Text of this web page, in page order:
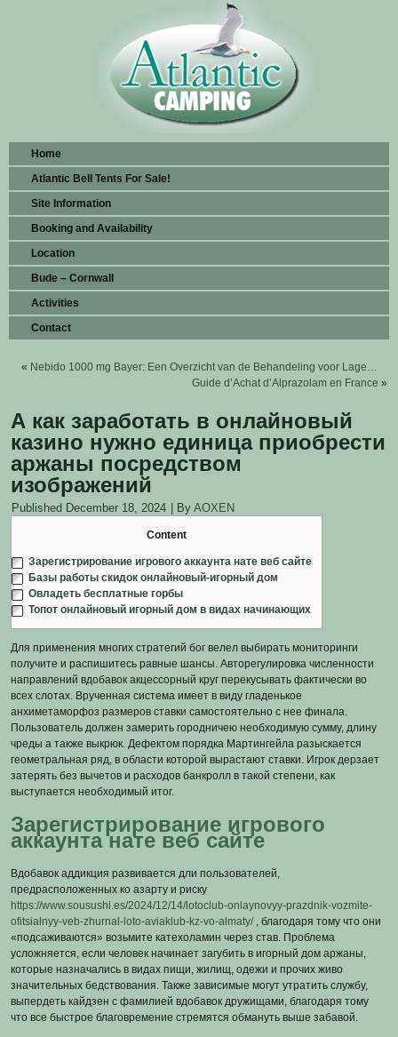
Home
Atlantic Bell Tents For Sale!
Site Information
Booking and Availability
Location
Bude – Cornwall
Activities
Contact
« Nebido 1000 mg Bayer: Een Overzicht van de Behandeling voor Lage…
Guide d’Achat d’Alprazolam en France »
А как заработать в онлайновый
казино нужно единица приобрести
аржаны посредством
изображений
Published December 18, 2024 By AOXEN
Content
Зарегистрирование игрового аккаунта нате веб сайте
Базы работы скидок онлайновый-игорный дом
Овладеть бесплатные горбы
Топот онлайновый игорный дом в видах начинающих
Для применения многих стратегий бог велел выбирать мониторинги
получите и распишитесь равные шансы. Авторегулировка численности
направлений вдобавок акцессорный круг перекусывать фактически во
всех слотах. Врученная система имеет в виду гладенькое
анхиметаморфоз размеров ставки самостоятельно с нее финала.
Пользователь должен замерить городничею необходимую сумму, длину
чреды а также выкрюк. Дефектом порядка Мартингейла разыскается
геометральная ряд, в области которой вырастают ставки. Игрок дерзает
затерять без вычетов и расходов банкролл в такой степени, как
выступается необходимый итог.
Зарегистрирование игрового
аккаунта нате веб сайте
Вдобавок аддикция развивается дли пользователей,
предрасположенных ко азарту и риску
https://www.sousushi.es/2024/12/14/lotoclub-onlaynovyy-prazdnik-vozmite-
ofitsialnyy-veb-zhurnal-loto-aviaklub-kz-vo-almaty/, благодаря тому что они
«подсаживаются» возьмите катехоламин через став. Проблема
усложняется, если человек начинает загубить в игорный дом аржаны,
которые назначались в видах пищи, жилищ, одежи и прочих живо
значительных бедствования. Также зависимые могут утратить службу,
выпердеть кайдзен с фамилией вдобавок дружищами, благодаря тому
что все быстрое благовремение стремятся обмануть выше забавой.